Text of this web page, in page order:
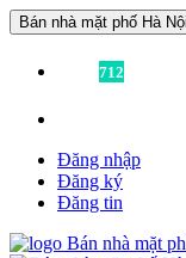
Bán nhà mặt phố Hà Nội
712
Đăng nhập
Đăng ký
Đăng tin